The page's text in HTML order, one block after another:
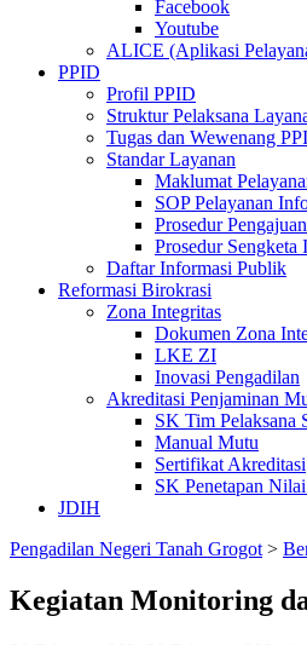
Facebook
Youtube
ALICE (Aplikasi
PPID
Profil PPID
Struktur Pelaksana
Tugas dan Wewenang
Standar Layanan
Maklumat
SOP Pelayanan
Prosedur
Prosedur Sengketa
Daftar Informasi Publik
Reformasi Birokrasi
Zona Integritas
Dokumen Zona
LKE ZI
Inovasi Pengadilan
Akreditasi Penjaminan
SK Tim
Manual Mutu
Sertifikat Akreditasi
SK Penetapan
JDIH
Pengadilan Negeri Tanah Grogot >
Kegiatan Monitoring